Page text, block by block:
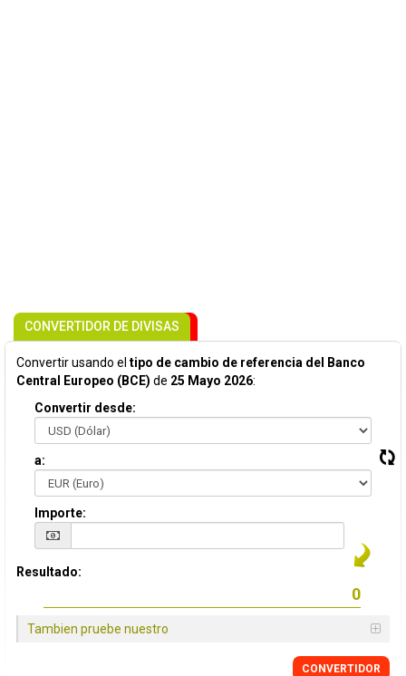
CONVERTIDOR DE DIVISAS
Convertir usando el tipo de cambio de referencia del Banco
Central Europeo (BCE) de 25 Mayo 2026:
Convertir desde:
a:
Importe:
Resultado:
Tambien pruebe nuestro
CONVERTIDOR